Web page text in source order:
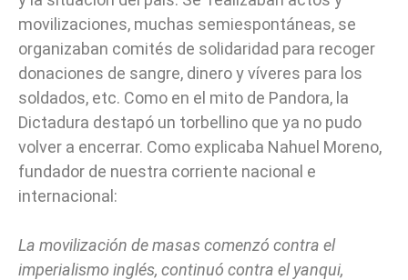
movilizaciones, muchas semiespontáneas, se
organizaban comités de solidaridad para recoger
donaciones de sangre, dinero y víveres para los
soldados, etc. Como en el mito de Pandora, la
Dictadura destapó un torbellino que ya no pudo
volver a encerrar. Como explicaba Nahuel Moreno,
fundador de nuestra corriente nacional e
internacional:
La movilización de masas comenzó contra el
imperialismo inglés, continuó contra el yanqui,